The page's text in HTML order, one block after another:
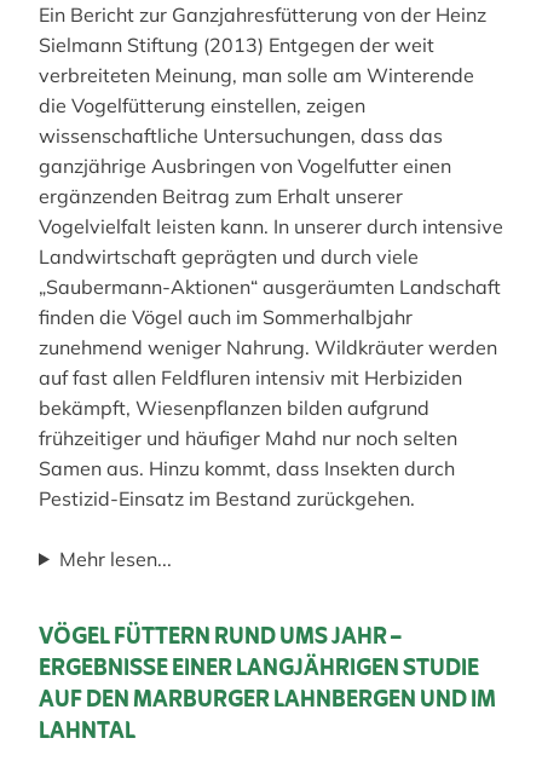
Ein Bericht zur Ganzjahresfütterung von der Heinz
Sielmann Stiftung (2013) Entgegen der weit
verbreiteten Meinung, man solle am Winterende
die Vogelfütterung einstellen, zeigen
wissenschaftliche Untersuchungen, dass das
ganzjährige Ausbringen von Vogelfutter einen
ergänzenden Beitrag zum Erhalt unserer
Vogelvielfalt leisten kann. In unserer durch intensive
Landwirtschaft geprägten und durch viele
„Saubermann-Aktionen“ ausgeräumten Landschaft
finden die Vögel auch im Sommerhalbjahr
zunehmend weniger Nahrung. Wildkräuter werden
auf fast allen Feldfluren intensiv mit Herbiziden
bekämpft, Wiesenpflanzen bilden aufgrund
frühzeitiger und häufiger Mahd nur noch selten
Samen aus. Hinzu kommt, dass Insekten durch
Pestizid-Einsatz im Bestand zurückgehen.
Mehr lesen...
VÖGEL FÜTTERN RUND UMS JAHR –
ERGEBNISSE EINER LANGJÄHRIGEN STUDIE
AUF DEN MARBURGER LAHNBERGEN UND IM
LAHNTAL